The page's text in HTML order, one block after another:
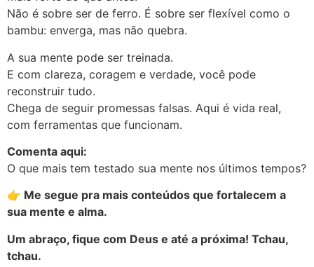
Não é sobre ser de ferro. É sobre ser flexível como o
bambu: enverga, mas não quebra.
A sua mente pode ser treinada.
E com clareza, coragem e verdade, você pode
reconstruir tudo.
Chega de seguir promessas falsas. Aqui é vida real,
com ferramentas que funcionam.
Comenta aqui:
O que mais tem testado sua mente nos últimos tempos?
👉 Me segue pra mais conteúdos que fortalecem a
sua mente e alma.
Um abraço, fique com Deus e até a próxima! Tchau,
tchau.